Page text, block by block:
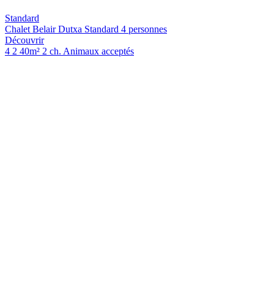
Standard
Chalet Belair Dutxa Standard 4 personnes
Découvrir
4 2 40m² 2 ch. Animaux acceptés